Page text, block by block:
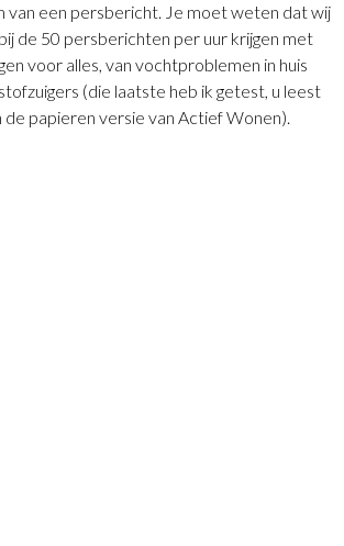
van een persbericht. Je moet weten dat wij
de 50 persberichten per uur krijgen met
voor alles, van vochtproblemen in huis
(die laatste heb ik getest, u leest
de papieren versie van Actief Wonen).